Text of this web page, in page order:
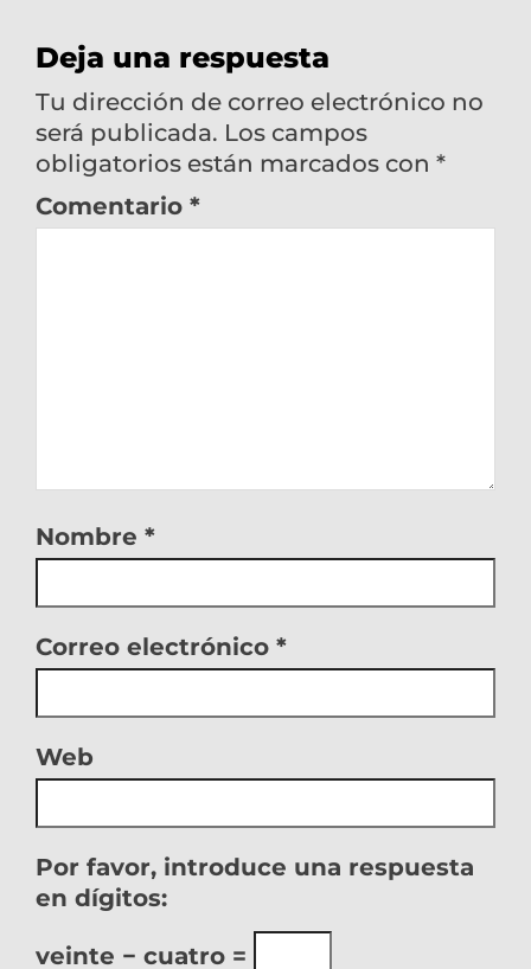
Deja una respuesta
Tu dirección de correo electrónico no
será publicada. Los campos
obligatorios están marcados con *
Comentario *
Nombre *
Correo electrónico *
Web
Por favor, introduce una respuesta
en dígitos:
veinte − cuatro =